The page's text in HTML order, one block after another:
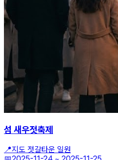
섬 새우젓축제
📍지도 젓갈타운 일원